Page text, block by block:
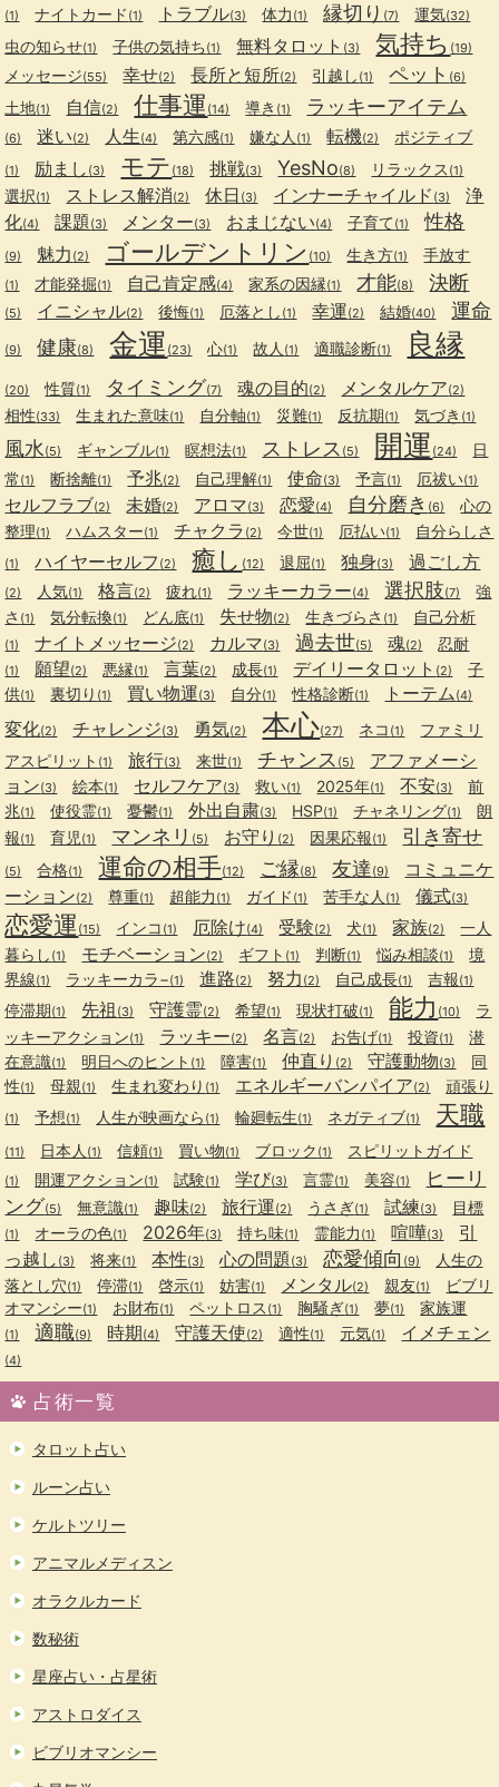
(1) ナイトカード (1) トラブル(3) 体力 (1) 縁切り (7) 運気(32)
虫の知らせ(1) 子供の気持ち(1) 無料タロット (3) 気持ち (19)
メッセージ(55) 幸せ(2) 長所と短所(2) 引越し (1) ペット (6)
土地(1) 自信(2) 仕事運 (14) 導き (1) ラッキーアイテム
(6) 迷い(2) 人生(4) 第六感(1) 嫌な人 (1) 転機(2) ポジティブ
(1) 励まし (3) モテ (18) 挑戦(3) YesNo(8) リラックス (1)
選択(1) ストレス解消(2) 休日 (3) インナーチャイルド (3)
浄
化(4) 課題 (3) メンター(3) おまじない(4) 子育て(1) 性格
(9) 魅力 (2) ゴールデントリン (10) 生き方(1) 手放す
(1) 才能発掘(1) 自己肯定感(4) 家系の因縁(1) 才能(8) 決断
(5) イニシャル(2) 後悔(1) 厄落とし (1) 幸運(2) 結婚(40) 運命
(9) 健康(8) 金運 (23) 心(1) 故人 (1) 適職診断(1) 良縁
(20) 性質(1) タイミング(7) 魂の目的(2) メンタルケア(2)
相性(33) 生まれた意味(1) 自分軸(1) 災難(1) 反抗期(1) 気づき (1)
風水(5) ギャンブル(1) 瞑想法(1) ストレス (5) 開運 (24)
日
常 (1) 断捨離(1) 予兆(2) 自己理解(1) 使命(3) 予言(1) 厄祓い(1)
セルフラブ(2) 未婚(2) アロマ(3) 恋愛(4) 自分磨き (6)
心の
整理(1) ハムスター(1) チャクラ (2) 今世(1) 厄払い(1) 自分らしさ
(1) ハイヤーセルフ (2) 癒し (12) 退屈(1) 独身(3) 過ごし方
(2) 人気(1) 格言(2) 疲れ(1) ラッキーカラー(4) 選択肢(7)
強
さ (1) 気分転換(1) どん底(1) 失せ物(2) 生きづらさ (1) 自己分析
(1) ナイトメッセージ(2) カルマ(3) 過去世(5) 魂(2) 忍耐
(1) 願望(2) 悪縁(1) 言葉(2) 成長(1) デイリータロット (2)
子
供(1) 裏切り (1) 買い物運(3) 自分(1) 性格診断(1) トーテム (4)
変化(2) チャレンジ(3) 勇気(2) 本心(27) ネコ (1)
ファミリ
アスピリット (1) 旅行(3) 来世(1) チャンス (5)
アファメーシ
ョン(3) 絵本(1) セルフケア(3) 救い(1) 2025年(1) 不安(3)
前
兆(1) 使役霊(1) 憂鬱(1) 外出自粛(3) HSP(1) チャネリング(1)
朗
報(1) 育児 (1) マンネリ (5) お守り (2) 因果応報(1) 引き寄せ
(5) 合格(1) 運命の相手(12) ご縁(8) 友達 (9)
コミュニケ
ーション(2) 尊重(1) 超能力 (1) ガイド (1) 苦手な人 (1) 儀式(3)
恋愛運 (15) インコ (1) 厄除け(4) 受験(2) 犬(1) 家族(2)
一人
暮らし (1) モチベーション(2) ギフト (1) 判断(1) 悩み相談(1)
境
界線(1) ラッキーカラ−(1) 進路(2) 努力 (2) 自己成長(1) 吉報(1)
停滞期(1) 先祖 (3) 守護霊(2) 希望(1) 現状打破(1) 能力 (10)
ラ
ッキーアクション(1) ラッキー(2) 名言(2) お告げ(1) 投資(1)
潜
在意識(1) 明日へのヒント (1) 障害(1) 仲直り (2) 守護動物(3)
同
性(1) 母親(1) 生まれ変わり (1) エネルギーバンパイア(2) 頑張り
(1) 予想(1) 人生が映画なら (1) 輪廻転生(1) ネガティブ(1) 天職
(11) 日本人 (1) 信頼(1) 買い物(1) ブロック (1) スピリットガイド
(1) 開運アクション(1) 試験(1) 学び(3) 言霊(1) 美容(1)
ヒーリ
ング(5) 無意識(1) 趣味(2) 旅行運(2) うさぎ(1) 試練(3) 目標
(1) オーラの色(1) 2026年(3) 持ち味(1) 霊能力 (1) 喧嘩(3)
引
っ越し (3) 将来(1) 本性(3) 心の問題 (3) 恋愛傾向 (9)
人生の
落とし穴(1) 停滞(1) 啓示(1) 妨害(1) メンタル(2) 親友(1)
ビブリ
オマンシー(1) お財布(1) ペットロス (1) 胸騒ぎ(1) 夢(1) 家族運
(1) 適職(9) 時期(4) 守護天使(2) 適性(1) 元気(1) イメチェン
(4)
占術一覧
タロット占い
ルーン占い
ケルトツリー
アニマルメディスン
オラクルカード
数秘術
星座占い・占星術
アストロダイス
ビブリオマンシー